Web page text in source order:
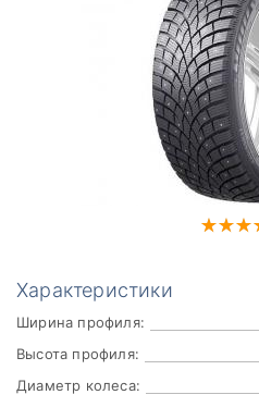
Характеристики
Ширина профиля:
Высота профиля:
Диаметр колеса: